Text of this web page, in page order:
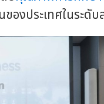
องประเทศในระดับ